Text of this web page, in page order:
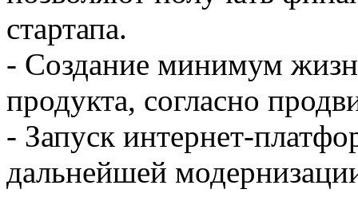
стартапа.
- Создание минимум
продукта, согласно
- Запуск интернет-
дальнейшей